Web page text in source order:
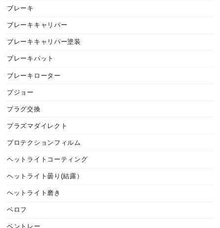
ブレーキ
ブレーキキャリパー
ブレーキキャリパー塗装
ブレーキパット
ブレーキローター
プジョー
プラグ交換
プラズマダイレクト
プロテクションフィルム
ヘットライトコーティング
ヘットライト曇り(結露）
ヘットライト磨き
ベロフ